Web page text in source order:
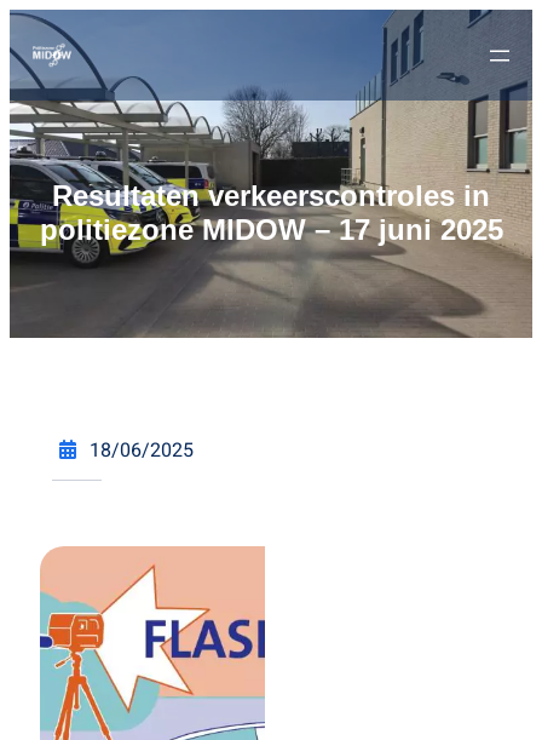
Resultaten verkeerscontroles in
politiezone MIDOW – 17 juni 2025
18/06/2025